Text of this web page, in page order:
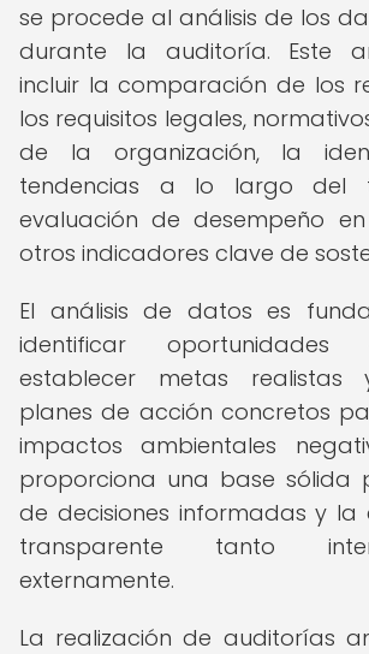
se procede al análisis de los
durante la auditoría. Este
incluir la comparación de los
los requisitos legales,
de la organización, la
tendencias a lo largo del
evaluación de desempeño
otros indicadores clave de
El análisis de datos es
identificar
establecer metas realistas
planes de acción concretos
impactos ambientales
proporciona una base sólida
de decisiones informadas y la
transparente tanto
externamente.
La realización de auditorías